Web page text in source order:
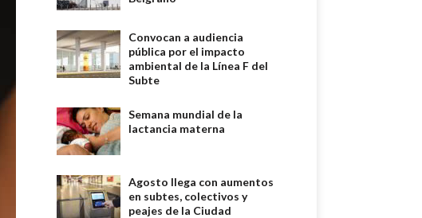
Convocan a audiencia
pública por el impacto
ambiental de la Línea F del
Subte
Semana mundial de la
lactancia materna
Agosto llega con aumentos
en subtes, colectivos y
peajes de la Ciudad